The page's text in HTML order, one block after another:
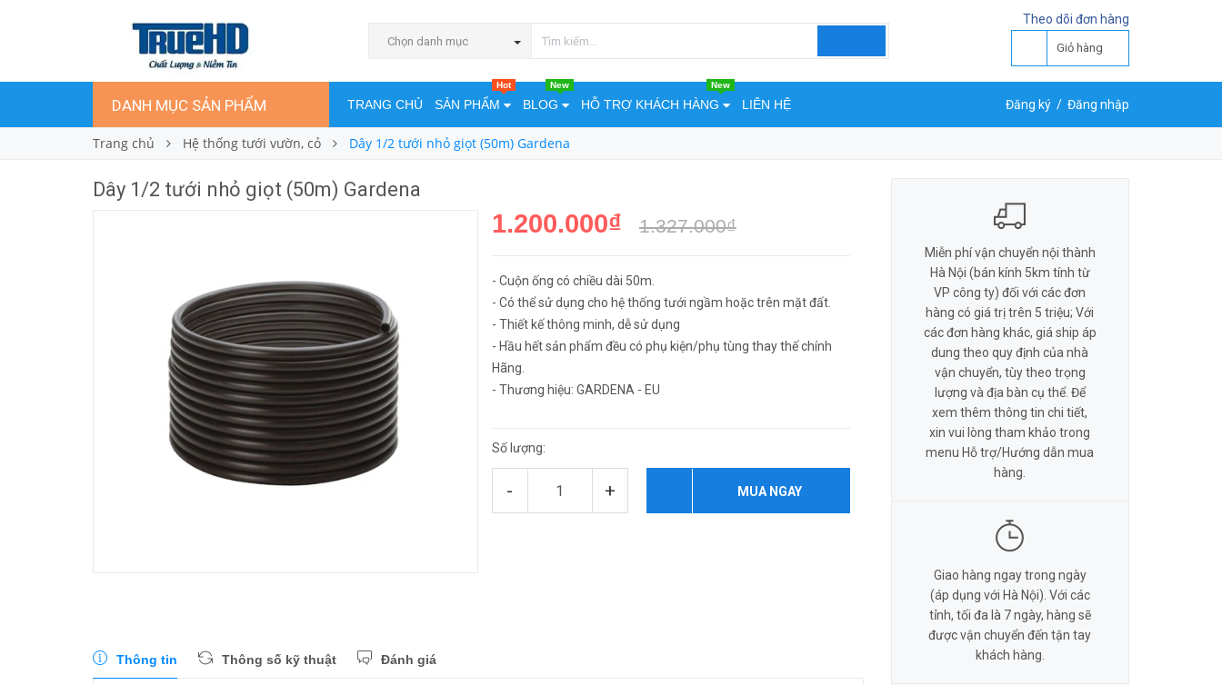
Chọn danh mục
Theo dõi đơn hàng
Giỏ hàng
DANH MỤC SẢN PHẨM TRANG CHỦ SẢN PHẨM
Hot
BLOG
New
HỖ TRỢ KHÁCH HÀNG
New
LIÊN HỆ Đăng ký / Đăng nhập
Trang chủ Hệ thống tưới vườn, cỏ Dây 1/2 tưới nhỏ giọt (50m) Gardena
Dây 1/2 tưới nhỏ giọt (50m) Gardena
1.200.000₫ 1.327.000₫
- Cuộn ống có chiều dài 50m.
- Có thể sử dụng cho hệ thống tưới ngầm hoặc trên mặt đất.
- Thiết kế thông minh, dễ sử dụng
- Hầu hết sản phẩm đều có phụ kiện/phụ tùng thay thế chính
Hãng.
- Thương hiệu: GARDENA - EU
Số lượng:
- + MUA NGAY
Giá bán: 1.200.000₫ MUA NGAY LIÊN HỆ ĐẶT HÀNG
0818 581 155
Thông tin Thông số kỹ thuật Đánh giá
Miễn phí vận chuyển nội thành
Hà Nội (bán kính 5km tính từ
VP công ty) đối với các đơn
hàng có giá trị trên 5 triệu; Với
các đơn hàng khác, giá ship áp
dung theo quy định của nhà
vận chuyển, tùy theo trọng
lượng và địa bàn cụ thể. Để
xem thêm thông tin chi tiết,
xin vui lòng tham khảo trong
menu Hỗ trợ/Hướng dẫn mua
hàng.
Giao hàng ngay trong ngày
(áp dụng với Hà Nội). Với các
tỉnh, tối đa là 7 ngày, hàng sẽ
được vận chuyển đến tận tay
khách hàng.